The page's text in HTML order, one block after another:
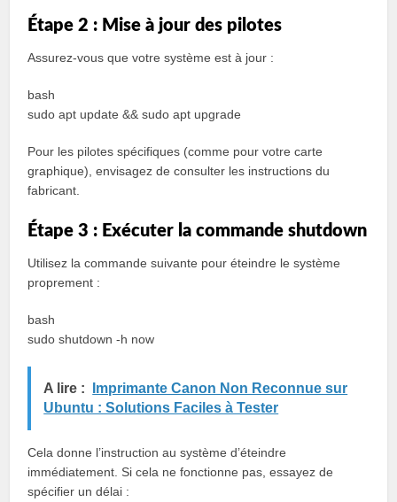
Étape 2 : Mise à jour des pilotes
Assurez-vous que votre système est à jour :
bash
sudo apt update && sudo apt upgrade
Pour les pilotes spécifiques (comme pour votre carte
graphique), envisagez de consulter les instructions du
fabricant.
Étape 3 : Exécuter la commande shutdown
Utilisez la commande suivante pour éteindre le système
proprement :
bash
sudo shutdown -h now
A lire :
Imprimante Canon Non Reconnue sur
Ubuntu : Solutions Faciles à Tester
Cela donne l’instruction au système d’éteindre
immédiatement. Si cela ne fonctionne pas, essayez de
spécifier un délai :